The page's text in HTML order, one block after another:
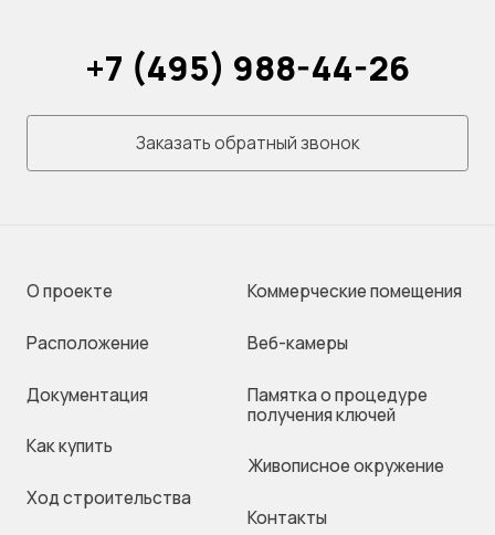
+7 (495) 988-44-26
Заказать обратный звонок
О проекте
Раcположение
Документация
Как купить
Ход строительства
Коммерческие помещения
Веб-камеры
Памятка о процедуре
получения ключей
Живописное окружение
Контакты